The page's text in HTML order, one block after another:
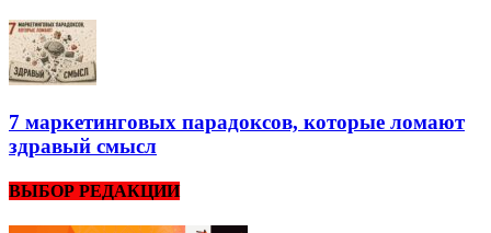
7 маркетинговых парадоксов, которые ломают
здравый смысл
ВЫБОР РЕДАКЦИИ